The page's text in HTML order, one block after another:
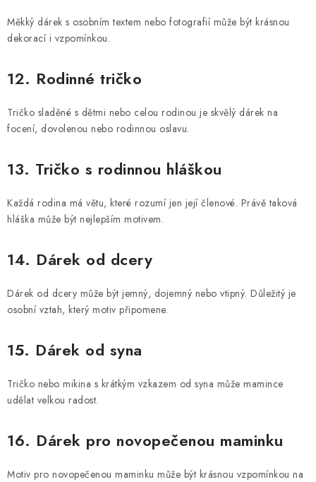
Měkký dárek s osobním textem nebo fotografií může být krásnou
dekorací i vzpomínkou.
12. Rodinné tričko
Tričko sladěné s dětmi nebo celou rodinou je skvělý dárek na
focení, dovolenou nebo rodinnou oslavu.
13. Tričko s rodinnou hláškou
Každá rodina má větu, které rozumí jen její členové. Právě taková
hláška může být nejlepším motivem.
14. Dárek od dcery
Dárek od dcery může být jemný, dojemný nebo vtipný. Důležitý je
osobní vztah, který motiv připomene.
15. Dárek od syna
Tričko nebo mikina s krátkým vzkazem od syna může mamince
udělat velkou radost.
16. Dárek pro novopečenou maminku
Motiv pro novopečenou maminku může být krásnou vzpomínkou na